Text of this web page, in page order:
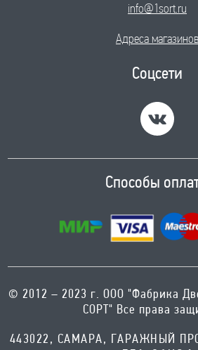
info@1sort.ru
Адреса магазинов
Соцсети
Способы
© 2012 – 2023 г. ООО "Фабрика
СОРТ" Все права
443022, САМАРА, ГАРАЖНЫЙ